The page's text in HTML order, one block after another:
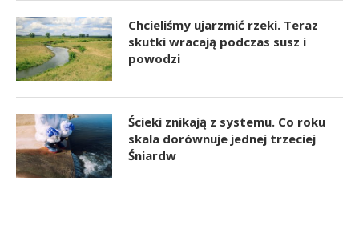
Chcieliśmy ujarzmić rzeki. Teraz
skutki wracają podczas susz i
powodzi
Ścieki znikają z systemu. Co roku
skala dorównuje jednej trzeciej
Śniardw